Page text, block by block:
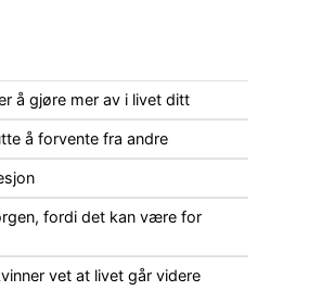
å gjøre mer av i livet ditt
å forvente fra andre
fordi det kan være for
vet at livet går videre